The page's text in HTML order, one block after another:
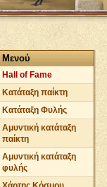
Μενού
Hall of Fame
Κατάταξη παίκτη
Κατάταξη Φυλής
Αμυντική κατάταξη
παίκτη
Αμυντική κατάταξη
φυλής